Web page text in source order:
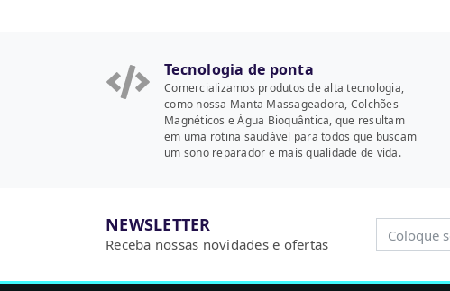
Tecnologia de ponta
Comercializamos produtos de alta tecnologia,
como nossa Manta Massageadora, Colchões
Magnéticos e Água Bioquântica, que resultam
em uma rotina saudável para todos que buscam
um sono reparador e mais qualidade de vida.
NEWSLETTER
Receba nossas novidades e ofertas